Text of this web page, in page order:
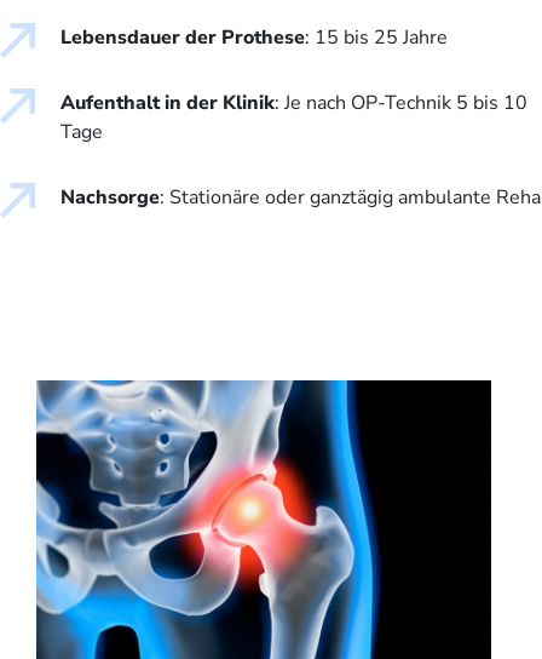
Lebensdauer der Prothese: 15 bis 25 Jahre
Aufenthalt in der Klinik: Je nach OP-Technik 5 bis 10
Tage
Nachsorge: Stationäre oder ganztägig ambulante Reha